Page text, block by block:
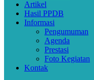
Artikel
Hasil PPDB
Informasi
Pengumuman
Agenda
Prestasi
Foto Kegiatan
Kontak